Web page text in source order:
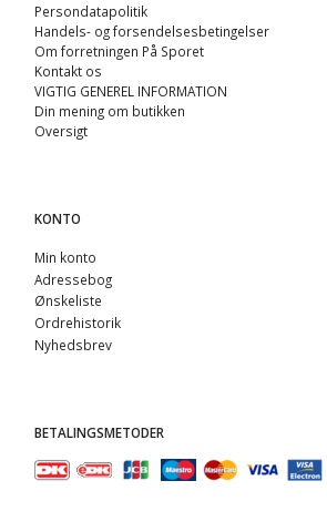
Persondatapolitik
Handels- og forsendelsesbetingelser
Om forretningen På Sporet
Kontakt os
VIGTIG GENEREL INFORMATION
Din mening om butikken
Oversigt
KONTO
Min konto
Adressebog
Ønskeliste
Ordrehistorik
Nyhedsbrev
BETALINGSMETODER